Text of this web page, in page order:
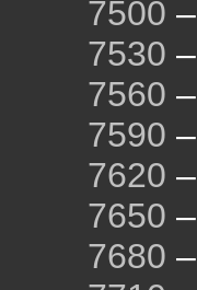
7500 –
7530 –
7560 –
7590 –
7620 –
7650 –
7680 –